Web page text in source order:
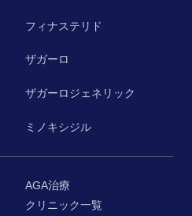
フィナステリド
ザガーロ
ザガーロジェネリック
ミノキシジル
AGA治療
クリニック一覧